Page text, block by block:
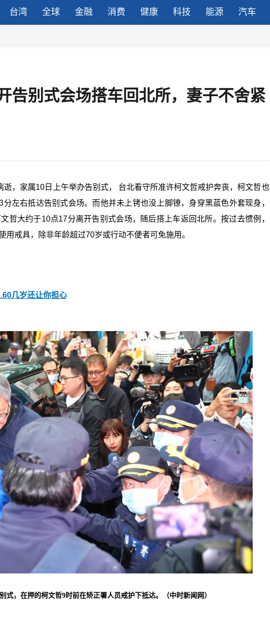
台湾 全球 金融 消费 健康 科技 能源 汽车
告别式会场搭车回北所，妻子不舍紧
，家属10日上午举办告别式， 台北看守所准许柯文哲戒护奔丧，柯文哲也
分左右抵达告别式会场。而他并未上铐也没上脚镣，身穿黑蓝色外套现身，
哲大约于10点17分离开告别式会场，随后搭上车返回北所。按过去惯例，
戒具，除非年龄超过70岁或行动不便者可免施用。
几岁还让你担心
式，在押的柯文哲9时前在矫正署人员戒护下抵达。（中时新闻网）